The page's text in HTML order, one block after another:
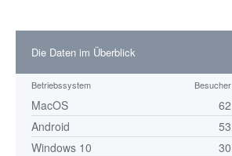
Die Daten im Überblick
Betriebssystem Besucher
MacOS 62
Android
53
Windows 10
30